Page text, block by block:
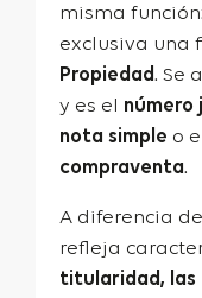
misma
exclusiva una
Propiedad. Se
y es el número
nota simple o
compraventa.
A diferencia
refleja
titularidad, las